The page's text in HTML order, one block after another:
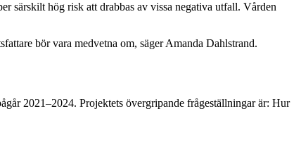
särskilt hög risk att drabbas av vissa negativa utfall. Vården
bör vara medvetna om, säger Amanda Dahlstrand.
2021–2024. Projektets övergripande frågeställningar är: Hur